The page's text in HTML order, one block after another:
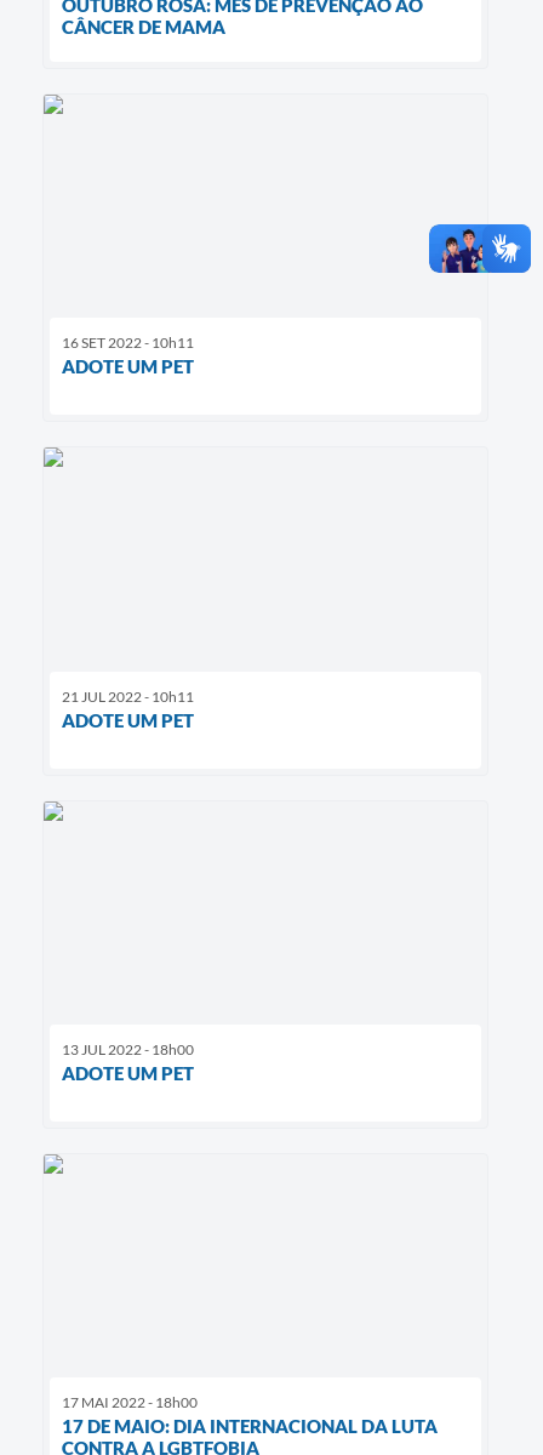
OUTUBRO ROSA: MÊS DE PREVENÇÃO AO
CÂNCER DE MAMA
16 SET 2022 - 10h11
ADOTE UM PET
21 JUL 2022 - 10h11
ADOTE UM PET
13 JUL 2022 - 18h00
ADOTE UM PET
17 MAI 2022 - 18h00
17 DE MAIO: DIA INTERNACIONAL DA LUTA
CONTRA A LGBTFOBIA